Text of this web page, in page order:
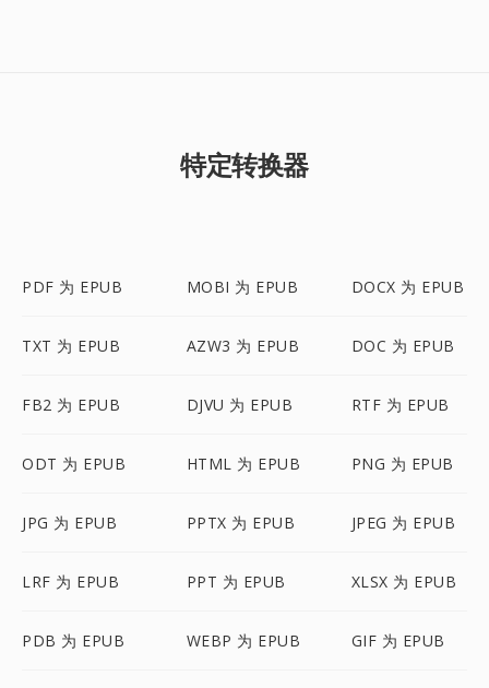
特定转换器
PDF 为 EPUB MOBI 为 EPUB DOCX 为 EPUB
TXT 为 EPUB AZW3 为 EPUB DOC 为 EPUB
FB2 为 EPUB DJVU 为 EPUB RTF 为 EPUB
ODT 为 EPUB HTML 为 EPUB PNG 为 EPUB
JPG 为 EPUB PPTX 为 EPUB JPEG 为 EPUB
LRF 为 EPUB PPT 为 EPUB XLSX 为 EPUB
PDB 为 EPUB WEBP 为 EPUB GIF 为 EPUB